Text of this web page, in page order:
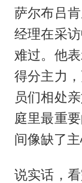
萨尔布吕
经理在采
难过。他
得分主力
员们相处
庭里最重
间像缺了主
说实话，